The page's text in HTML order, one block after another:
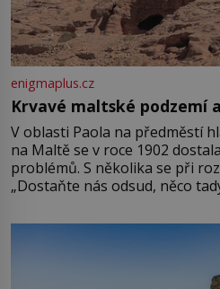
enigmaplus.cz
Krvavé maltské podzemí
V oblasti Paola na předměstí
na Maltě se v roce 1902
problémů. S několika se při
„Dostaňte nás odsud, něco